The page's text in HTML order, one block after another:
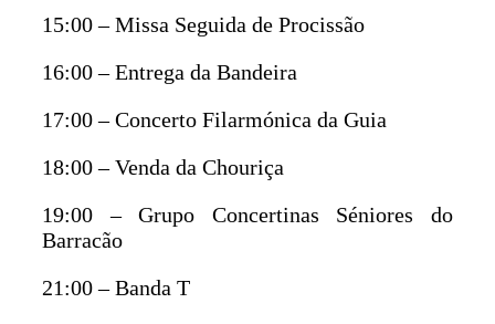
15:00 – Missa Seguida de Procissão
16:00 – Entrega da Bandeira
17:00 – Concerto Filarmónica da Guia
18:00 – Venda da Chouriça
19:00 – Grupo Concertinas Séniores do
Barracão
21:00 – Banda T